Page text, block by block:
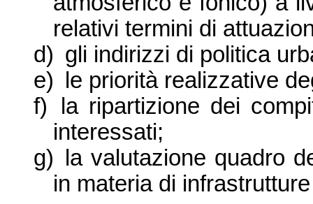
relativi termini di
d) gli indirizzi di politica
e)
le priorità realizzative
f)
la ripartizione dei
interessati;
g)
la valutazione quadro
in materia di